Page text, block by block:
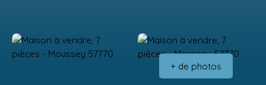
Estimation
+ de photos